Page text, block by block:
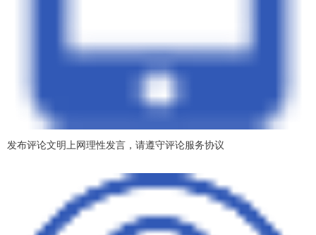
发布评论文明上网理性发言，请遵守评论服务协议